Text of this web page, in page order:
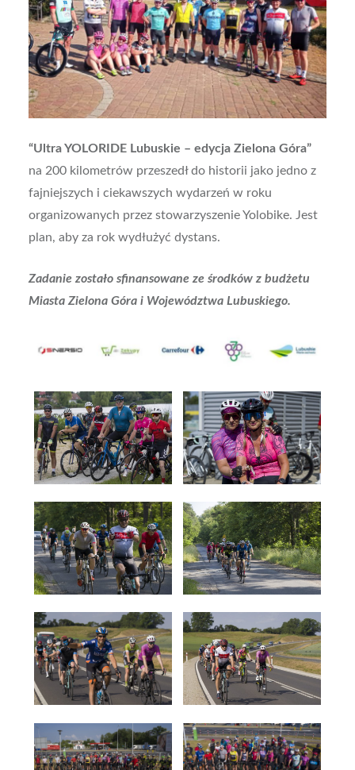
“Ultra YOLORIDE Lubuskie – edycja Zielona Góra”
na 200 kilometrów przeszedł do historii jako jedno z
fajniejszych i ciekawszych wydarzeń w roku
organizowanych przez stowarzyszenie Yolobike. Jest
plan, aby za rok wydłużyć dystans.
Zadanie zostało sfinansowane ze środków z budżetu
Miasta Zielona Góra i Województwa Lubuskiego.